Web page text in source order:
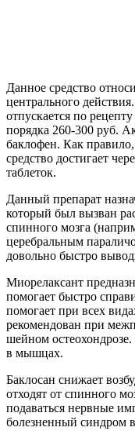
Данное средство
центрального
отпускается по
порядка 260-300 руб.
баклофен. Как
средство достигает
таблеток.
Данный препарат
который был вызван
спинного мозга
церебральным
довольно быстро
Миорелаксант
помогает быстро
помогает при всех
рекомендован при
шейном остеохондрозе.
в мышцах.
Баклосан снижает
отходят от спинного
подаваться нервные
болезненный синдром в